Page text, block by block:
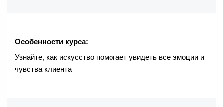
Особенности курса:
Узнайте, как искусство помогает увидеть все эмоции и
чувства клиента